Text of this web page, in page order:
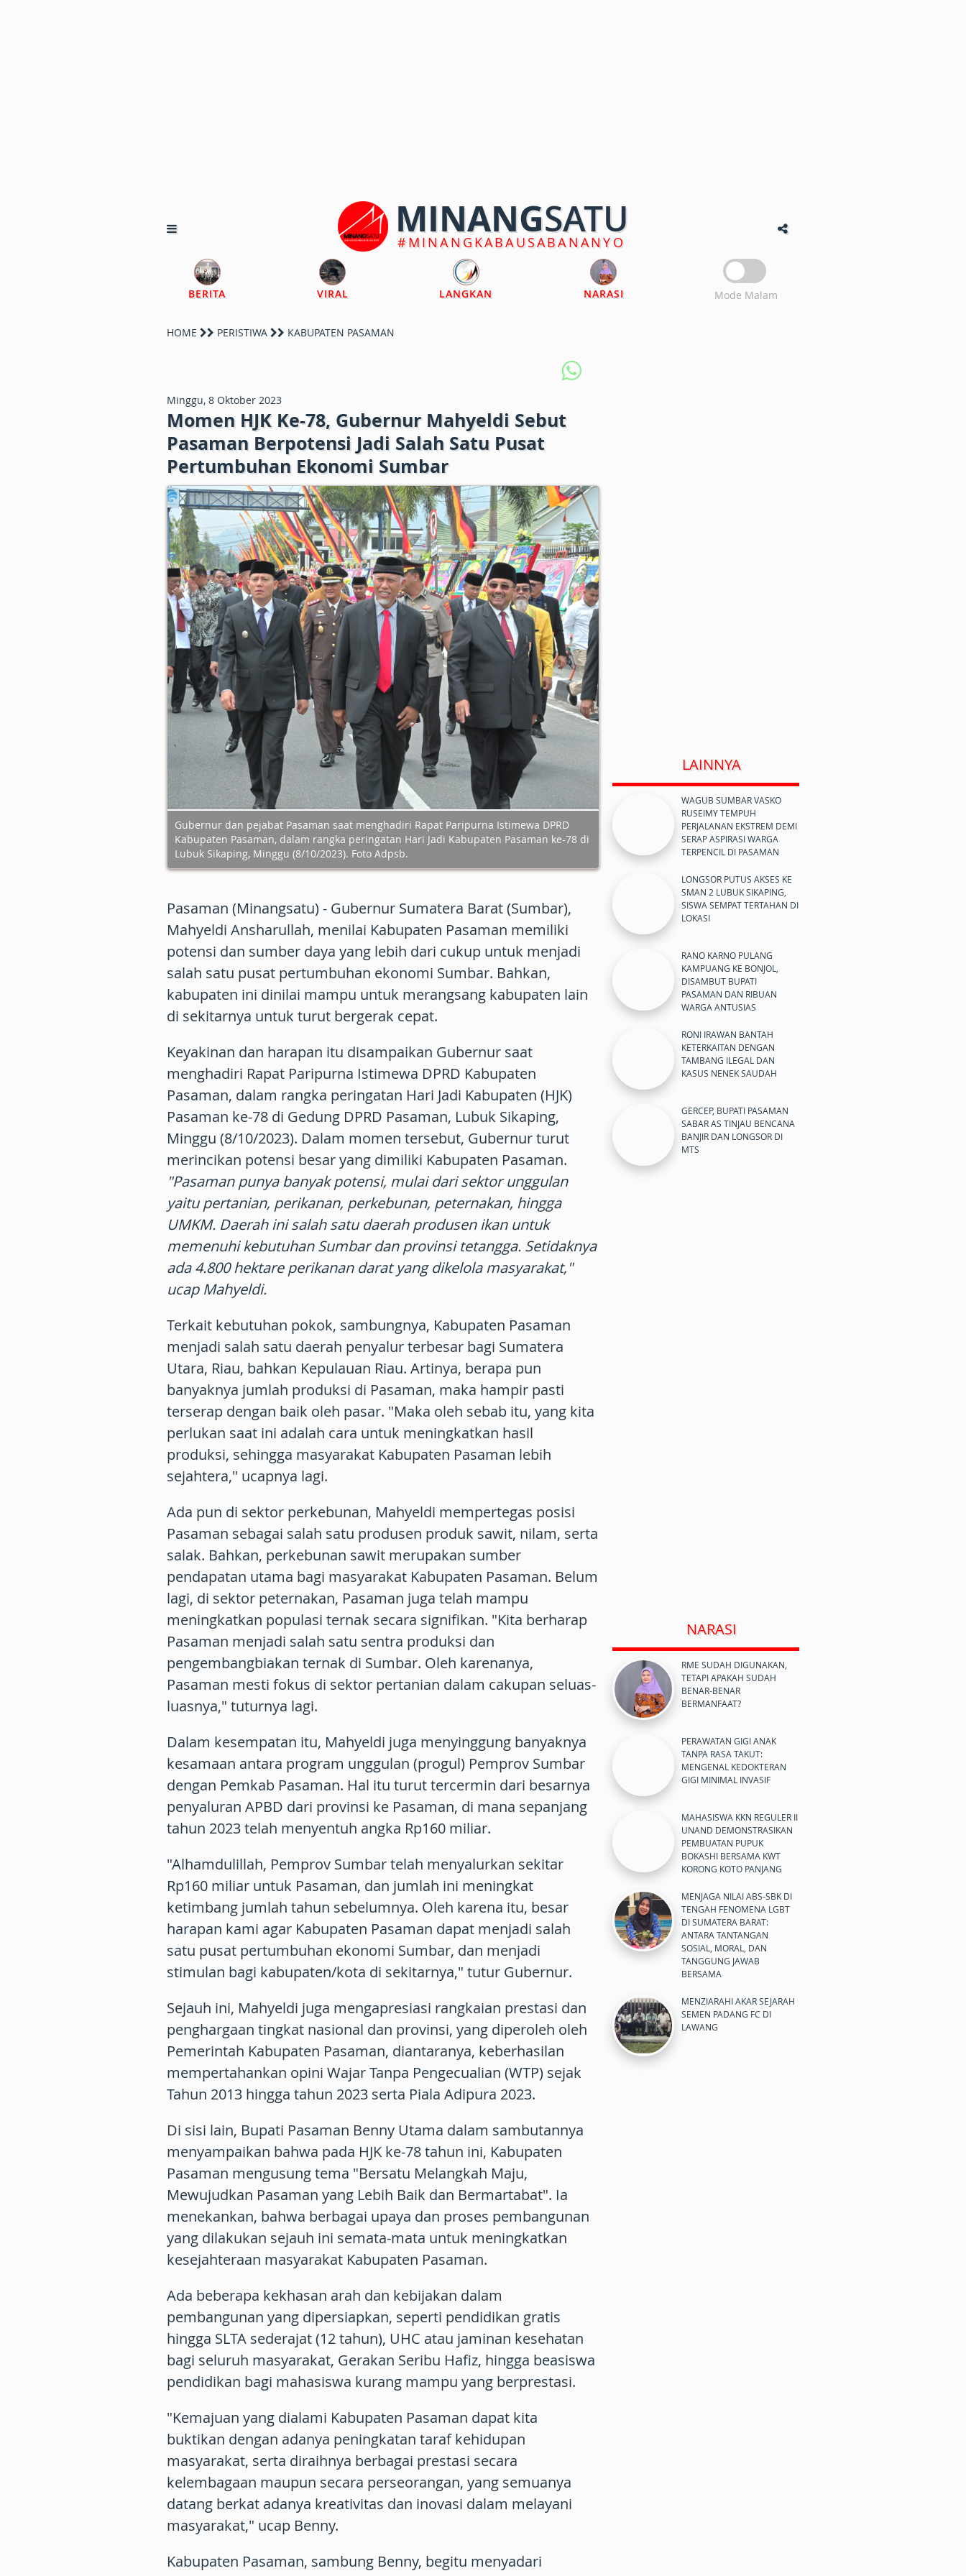
MINANGSATU
#MINANGKABAUSABANANYO
BERITA VIRAL LANGKAN NARASI Mode Malam
HOME PERISTIWA KABUPATEN PASAMAN
Minggu, 8 Oktober 2023
Momen HJK Ke-78, Gubernur Mahyeldi Sebut
Pasaman Berpotensi Jadi Salah Satu Pusat
Pertumbuhan Ekonomi Sumbar
Gubernur dan pejabat Pasaman saat menghadiri Rapat Paripurna Istimewa DPRD
Kabupaten Pasaman, dalam rangka peringatan Hari Jadi Kabupaten Pasaman ke-78 di
Lubuk Sikaping, Minggu (8/10/2023). Foto Adpsb.
Pasaman (Minangsatu) - Gubernur Sumatera Barat (Sumbar),
Mahyeldi Ansharullah, menilai Kabupaten Pasaman memiliki
potensi dan sumber daya yang lebih dari cukup untuk menjadi
salah satu pusat pertumbuhan ekonomi Sumbar. Bahkan,
kabupaten ini dinilai mampu untuk merangsang kabupaten lain
di sekitarnya untuk turut bergerak cepat.
Keyakinan dan harapan itu disampaikan Gubernur saat
menghadiri Rapat Paripurna Istimewa DPRD Kabupaten
Pasaman, dalam rangka peringatan Hari Jadi Kabupaten (HJK)
Pasaman ke-78 di Gedung DPRD Pasaman, Lubuk Sikaping,
Minggu (8/10/2023). Dalam momen tersebut, Gubernur turut
merincikan potensi besar yang dimiliki Kabupaten Pasaman.
"Pasaman punya banyak potensi, mulai dari sektor unggulan
yaitu pertanian, perikanan, perkebunan, peternakan, hingga
UMKM. Daerah ini salah satu daerah produsen ikan untuk
memenuhi kebutuhan Sumbar dan provinsi tetangga. Setidaknya
ada 4.800 hektare perikanan darat yang dikelola masyarakat,"
ucap Mahyeldi.
Terkait kebutuhan pokok, sambungnya, Kabupaten Pasaman
menjadi salah satu daerah penyalur terbesar bagi Sumatera
Utara, Riau, bahkan Kepulauan Riau. Artinya, berapa pun
banyaknya jumlah produksi di Pasaman, maka hampir pasti
terserap dengan baik oleh pasar. "Maka oleh sebab itu, yang kita
perlukan saat ini adalah cara untuk meningkatkan hasil
produksi, sehingga masyarakat Kabupaten Pasaman lebih
sejahtera," ucapnya lagi.
Ada pun di sektor perkebunan, Mahyeldi mempertegas posisi
Pasaman sebagai salah satu produsen produk sawit, nilam, serta
salak. Bahkan, perkebunan sawit merupakan sumber
pendapatan utama bagi masyarakat Kabupaten Pasaman. Belum
lagi, di sektor peternakan, Pasaman juga telah mampu
meningkatkan populasi ternak secara signifikan. "Kita berharap
Pasaman menjadi salah satu sentra produksi dan
pengembangbiakan ternak di Sumbar. Oleh karenanya,
Pasaman mesti fokus di sektor pertanian dalam cakupan seluas-
luasnya," tuturnya lagi.
Dalam kesempatan itu, Mahyeldi juga menyinggung banyaknya
kesamaan antara program unggulan (progul) Pemprov Sumbar
dengan Pemkab Pasaman. Hal itu turut tercermin dari besarnya
penyaluran APBD dari provinsi ke Pasaman, di mana sepanjang
tahun 2023 telah menyentuh angka Rp160 miliar.
"Alhamdulillah, Pemprov Sumbar telah menyalurkan sekitar
Rp160 miliar untuk Pasaman, dan jumlah ini meningkat
ketimbang jumlah tahun sebelumnya. Oleh karena itu, besar
harapan kami agar Kabupaten Pasaman dapat menjadi salah
satu pusat pertumbuhan ekonomi Sumbar, dan menjadi
stimulan bagi kabupaten/kota di sekitarnya," tutur Gubernur.
Sejauh ini, Mahyeldi juga mengapresiasi rangkaian prestasi dan
penghargaan tingkat nasional dan provinsi, yang diperoleh oleh
Pemerintah Kabupaten Pasaman, diantaranya, keberhasilan
mempertahankan opini Wajar Tanpa Pengecualian (WTP) sejak
Tahun 2013 hingga tahun 2023 serta Piala Adipura 2023.
Di sisi lain, Bupati Pasaman Benny Utama dalam sambutannya
menyampaikan bahwa pada HJK ke-78 tahun ini, Kabupaten
Pasaman mengusung tema "Bersatu Melangkah Maju,
Mewujudkan Pasaman yang Lebih Baik dan Bermartabat". Ia
menekankan, bahwa berbagai upaya dan proses pembangunan
yang dilakukan sejauh ini semata-mata untuk meningkatkan
kesejahteraan masyarakat Kabupaten Pasaman.
Ada beberapa kekhasan arah dan kebijakan dalam
pembangunan yang dipersiapkan, seperti pendidikan gratis
hingga SLTA sederajat (12 tahun), UHC atau jaminan kesehatan
bagi seluruh masyarakat, Gerakan Seribu Hafiz, hingga beasiswa
pendidikan bagi mahasiswa kurang mampu yang berprestasi.
"Kemajuan yang dialami Kabupaten Pasaman dapat kita
buktikan dengan adanya peningkatan taraf kehidupan
masyarakat, serta diraihnya berbagai prestasi secara
kelembagaan maupun secara perseorangan, yang semuanya
datang berkat adanya kreativitas dan inovasi dalam melayani
masyarakat," ucap Benny.
Kabupaten Pasaman, sambung Benny, begitu menyadari
LAINNYA
WAGUB SUMBAR VASKO
RUSEIMY TEMPUH
PERJALANAN EKSTREM DEMI
SERAP ASPIRASI WARGA
TERPENCIL DI PASAMAN
LONGSOR PUTUS AKSES KE
SMAN 2 LUBUK SIKAPING,
SISWA SEMPAT TERTAHAN DI
LOKASI
RANO KARNO PULANG
KAMPUANG KE BONJOL,
DISAMBUT BUPATI
PASAMAN DAN RIBUAN
WARGA ANTUSIAS
RONI IRAWAN BANTAH
KETERKAITAN DENGAN
TAMBANG ILEGAL DAN
KASUS NENEK SAUDAH
GERCEP, BUPATI PASAMAN
SABAR AS TINJAU BENCANA
BANJIR DAN LONGSOR DI
MTS
NARASI
RME SUDAH DIGUNAKAN,
TETAPI APAKAH SUDAH
BENAR-BENAR
BERMANFAAT?
PERAWATAN GIGI ANAK
TANPA RASA TAKUT:
MENGENAL KEDOKTERAN
GIGI MINIMAL INVASIF
MAHASISWA KKN REGULER II
UNAND DEMONSTRASIKAN
PEMBUATAN PUPUK
BOKASHI BERSAMA KWT
KORONG KOTO PANJANG
MENJAGA NILAI ABS-SBK DI
TENGAH FENOMENA LGBT
DI SUMATERA BARAT:
ANTARA TANTANGAN
SOSIAL, MORAL, DAN
TANGGUNG JAWAB
BERSAMA
MENZIARAHI AKAR SEJARAH
SEMEN PADANG FC DI
LAWANG